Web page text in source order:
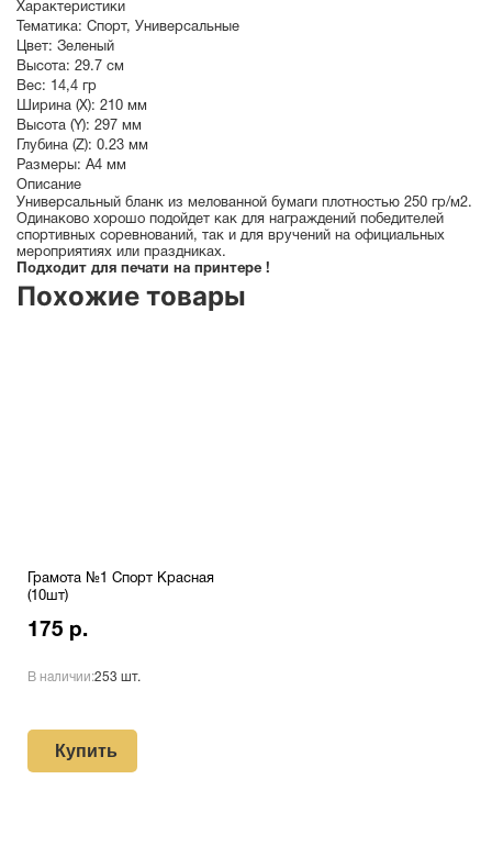
Характеристики
Тематика: Спорт, Универсальные
Цвет: Зеленый
Высота: 29.7 см
Вес: 14,4 гр
Ширина (X): 210 мм
Высота (Y): 297 мм
Глубина (Z): 0.23 мм
Размеры: A4 мм
Описание
Универсальный бланк из мелованной бумаги плотностью 250 гр/м2.
Одинаково хорошо подойдет как для награждений победителей
спортивных соревнований, так и для вручений на официальных
мероприятиях или праздниках.
Подходит для печати на принтере !
Похожие товары
Грамота №1 Спорт Красная
(10шт)
175 р.
В наличии:253 шт.
Купить